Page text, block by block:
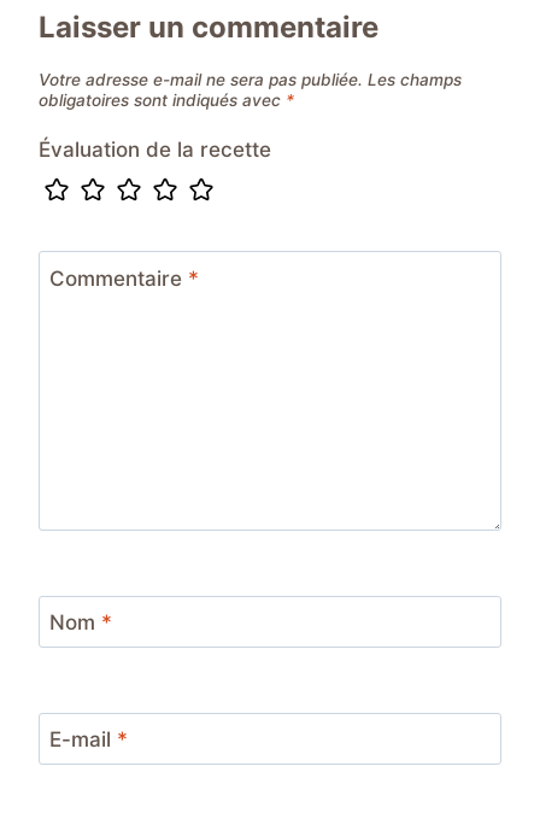
Laisser un commentaire
Votre adresse e-mail ne sera pas publiée. Les champs
obligatoires sont indiqués avec *
Évaluation de la recette
Commentaire *
Nom *
E-mail *